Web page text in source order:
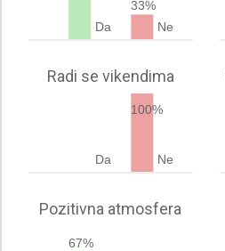
Da
33%
Ne
Radi se vikendima
Da
100%
Ne
Pozitivna atmosfera
67%